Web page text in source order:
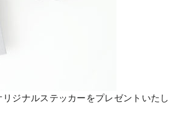
ジナルステッカーをプレゼントいたし